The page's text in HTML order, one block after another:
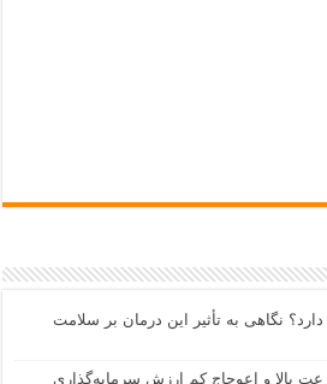
دارد؟ نگاهی به تأثیر این درمان بر سلامت
بالا و اعوجاج کم ارزش سرمایه‌گذاری